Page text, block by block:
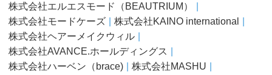
株式会社エルエスモード（BEAUTRIUM）
株式会社モードケーズ
株式会社KAINO international
株式会社ヘアーメイクウィル
株式会社AVANCE.ホールディングス
株式会社ハーベン（brace)
株式会社MASHU